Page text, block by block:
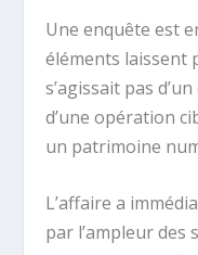
Une enquête est
éléments laissent
s’agissait pas
d’une opération
un patrimoine
L’affaire a
par l’ampleur des